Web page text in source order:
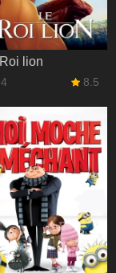
lion
8.5